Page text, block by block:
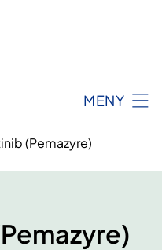
MENY
(Pemazyre)